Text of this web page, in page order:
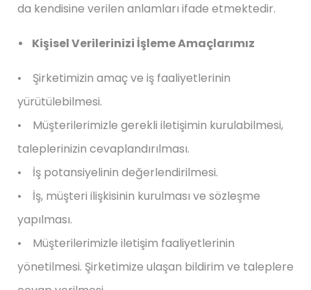
da kendisine verilen anlamları ifade etmektedir.
• Kişisel Verilerinizi İşleme Amaçlarımız
• Şirketimizin amaç ve iş faaliyetlerinin
yürütülebilmesi.
• Müşterilerimizle gerekli iletişimin kurulabilmesi,
taleplerinizin cevaplandırılması.
• İş potansiyelinin değerlendirilmesi.
• İş, müşteri ilişkisinin kurulması ve sözleşme
yapılması.
• Müşterilerimizle iletişim faaliyetlerinin
yönetilmesi. Şirketimize ulaşan bildirim ve taleplere